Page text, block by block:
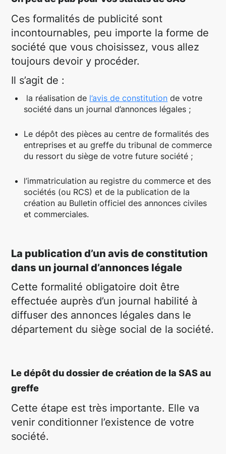
Ces formalités de publicité sont
incontournables, peu importe la forme de
société que vous choisissez, vous allez
toujours devoir y procéder.
Il s’agit de :
la réalisation de l’avis de constitution de votre
société dans un journal d’annonces légales ;
Le dépôt des pièces au centre de formalités des
entreprises et au greffe du tribunal de commerce
du ressort du siège de votre future société ;
l’immatriculation au registre du commerce et des
sociétés (ou RCS) et de la publication de la
création au Bulletin officiel des annonces civiles
et commerciales.
La publication d’un avis de constitution
dans un journal d’annonces légale
Cette formalité obligatoire doit être
effectuée auprès d’un journal habilité à
diffuser des annonces légales dans le
département du siège social de la société.
Le dépôt du dossier de création de la SAS au
greffe
Cette étape est très importante. Elle va
venir conditionner l’existence de votre
société.